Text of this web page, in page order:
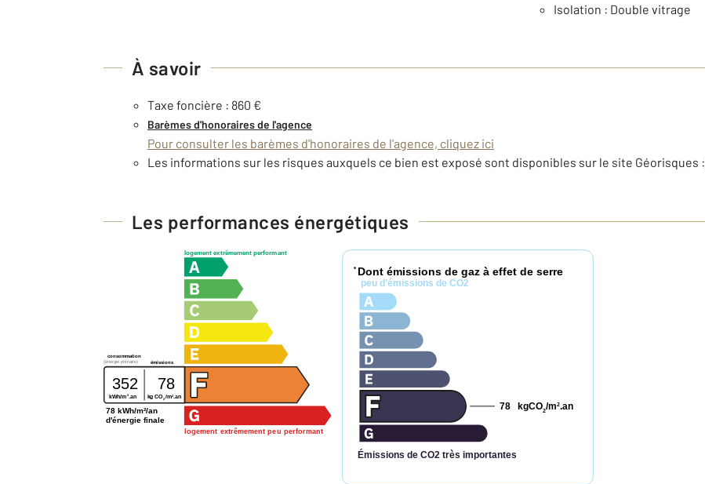
Isolation : Double vitrage
À savoir
Taxe foncière : 860 €
Barèmes d'honoraires de l'agence
Pour consulter les barèmes d'honoraires de l'agence, cliquez ici
Les informations sur les risques auxquels ce bien est exposé sont disponibles sur le site Géorisques :
Les performances énergétiques
logement extrêmement performant
logement extrêmement peu performant
consommation
émissions
(énergie primaire)
352 78
kWh/m 2 .an kg CO2/m2 .an
78 kWh/m²/an
d'énergie finale
* Dont émissions de gaz à effet de serre
peu d'émissions de CO2
Émissions de CO2 très importantes
kgCO2/m2.an
78